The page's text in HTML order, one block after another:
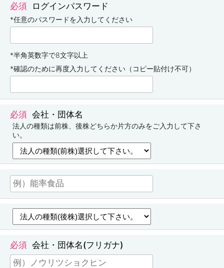
ログインパスワード
*任意のパスワードを入力してください
*半角英数字で8文字以上
*確認のために再度入力してください（コピー貼付け不可）
会社・団体名
法人の種類は前株、後株どちらか片方のみをご入力して下さ
い。
会社・団体名(フリガナ)